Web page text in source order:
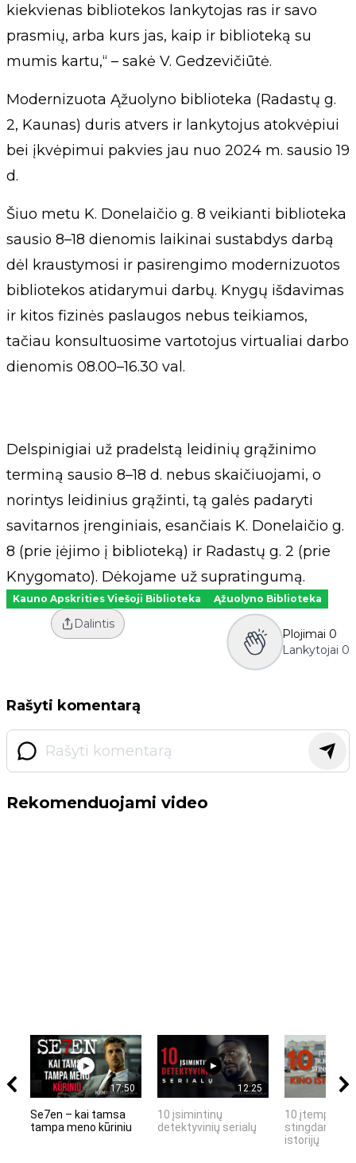
kiekvienas bibliotekos lankytojas ras ir savo
prasmių, arba kurs jas, kaip ir biblioteką su
mumis kartu,“ – sakė V. Gedzevičiūtė.
Modernizuota Ąžuolyno biblioteka (Radastų g.
2, Kaunas) duris atvers ir lankytojus atokvėpiui
bei įkvėpimui pakvies jau nuo 2024 m. sausio 19
d.
Šiuo metu K. Donelaičio g. 8 veikianti biblioteka
sausio 8–18 dienomis laikinai sustabdys darbą
dėl kraustymosi ir pasirengimo modernizuotos
bibliotekos atidarymui darbų. Knygų išdavimas
ir kitos fizinės paslaugos nebus teikiamos,
tačiau konsultuosime vartotojus virtualiai darbo
dienomis 08.00–16.30 val.
Delspinigiai už pradelstą leidinių grąžinimo
terminą sausio 8–18 d. nebus skaičiuojami, o
norintys leidinius grąžinti, tą galės padaryti
savitarnos įrenginiais, esančiais K. Donelaičio g.
8 (prie įėjimo į biblioteką) ir Radastų g. 2 (prie
Knygomato). Dėkojame už supratingumą.
Kauno Apskrities Viešoji Biblioteka Ąžuolyno Biblioteka
Dalintis
Plojimai 0
Lankytojai 0
Rašyti komentarą
Rekomenduojami video
17:50
Se7en – kai tamsa
tampa meno kūriniu
12:25
10 įsimintinų
detektyvinių serialų
10 įtemptų,
stingdančių
istorijų